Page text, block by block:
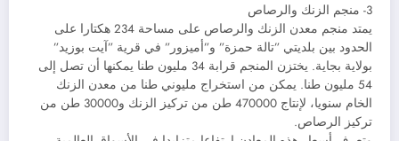
3- منجم الزنك والرصاص
يمتد منجم معدن الزنك والرصاص على مساحة 234 هكتارا على
الحدود بين بلديتي ”تالة حمزة” و”أميزور” في قرية ”آيت بوزيد”
بولاية بجاية. يختزن المنجم قرابة 34 مليون طنا يمكنها أن تصل إلى
54 مليون طنا. يمكن من استخراج مليوني طنا من معدن الزنك
الخام سنويا، لإنتاج 470000 طن من تركيز الزنك و30000 طن من
تركيز الرصاص.